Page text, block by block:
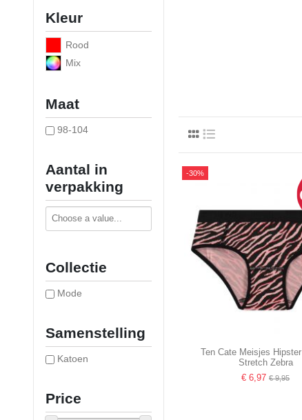
-30%
Ten Cate Meisjes
Stretch Zebra
€ 6,97€ 9,95
Kleur
Rood
Mix
Maat
98-104
Aantal in
verpakking
Collectie
Mode
Samenstelling
Katoen
Price